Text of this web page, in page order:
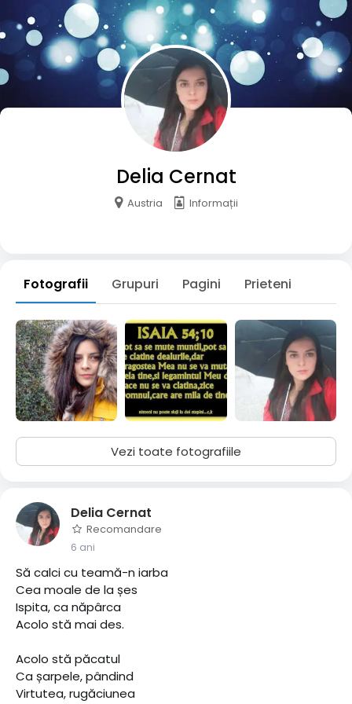
Delia Cernat
Austria Informații
Fotografii Grupuri Pagini Prieteni
Vezi toate fotografiile
Delia Cernat
Recomandare
6 ani
Să calci cu teamă-n iarba
Cea moale de la șes
Ispita, ca năpârca
Acolo stă mai des.
Acolo stă păcatul
Ca șarpele, pândind
Virtutea, rugăciunea